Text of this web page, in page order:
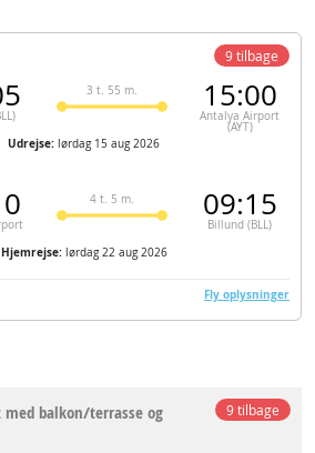
3 t. 55 m. 15:00
Antalya Airport
(AYT)
Udrejse: lørdag 15 aug 2026
4 t. 5 m. 09:15
Billund (BLL)
Hjemrejse: lørdag 22 aug 2026
9 tilbage
Fly oplysninger
9 tilbage
balkon/terrasse og